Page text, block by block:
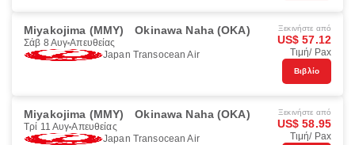
Miyakojima (MMY) Okinawa Naha (OKA)
Σάβ 8 Αυγ Απευθείας
Japan Transocean Air
Ξεκινήστε από
US$ 57.12
Τιμή/ Pax
Βιβλίο
Miyakojima (MMY) Okinawa Naha (OKA)
Τρί 11 Αυγ Απευθείας
Japan Transocean Air
Ξεκινήστε από
US$ 58.95
Τιμή/ Pax